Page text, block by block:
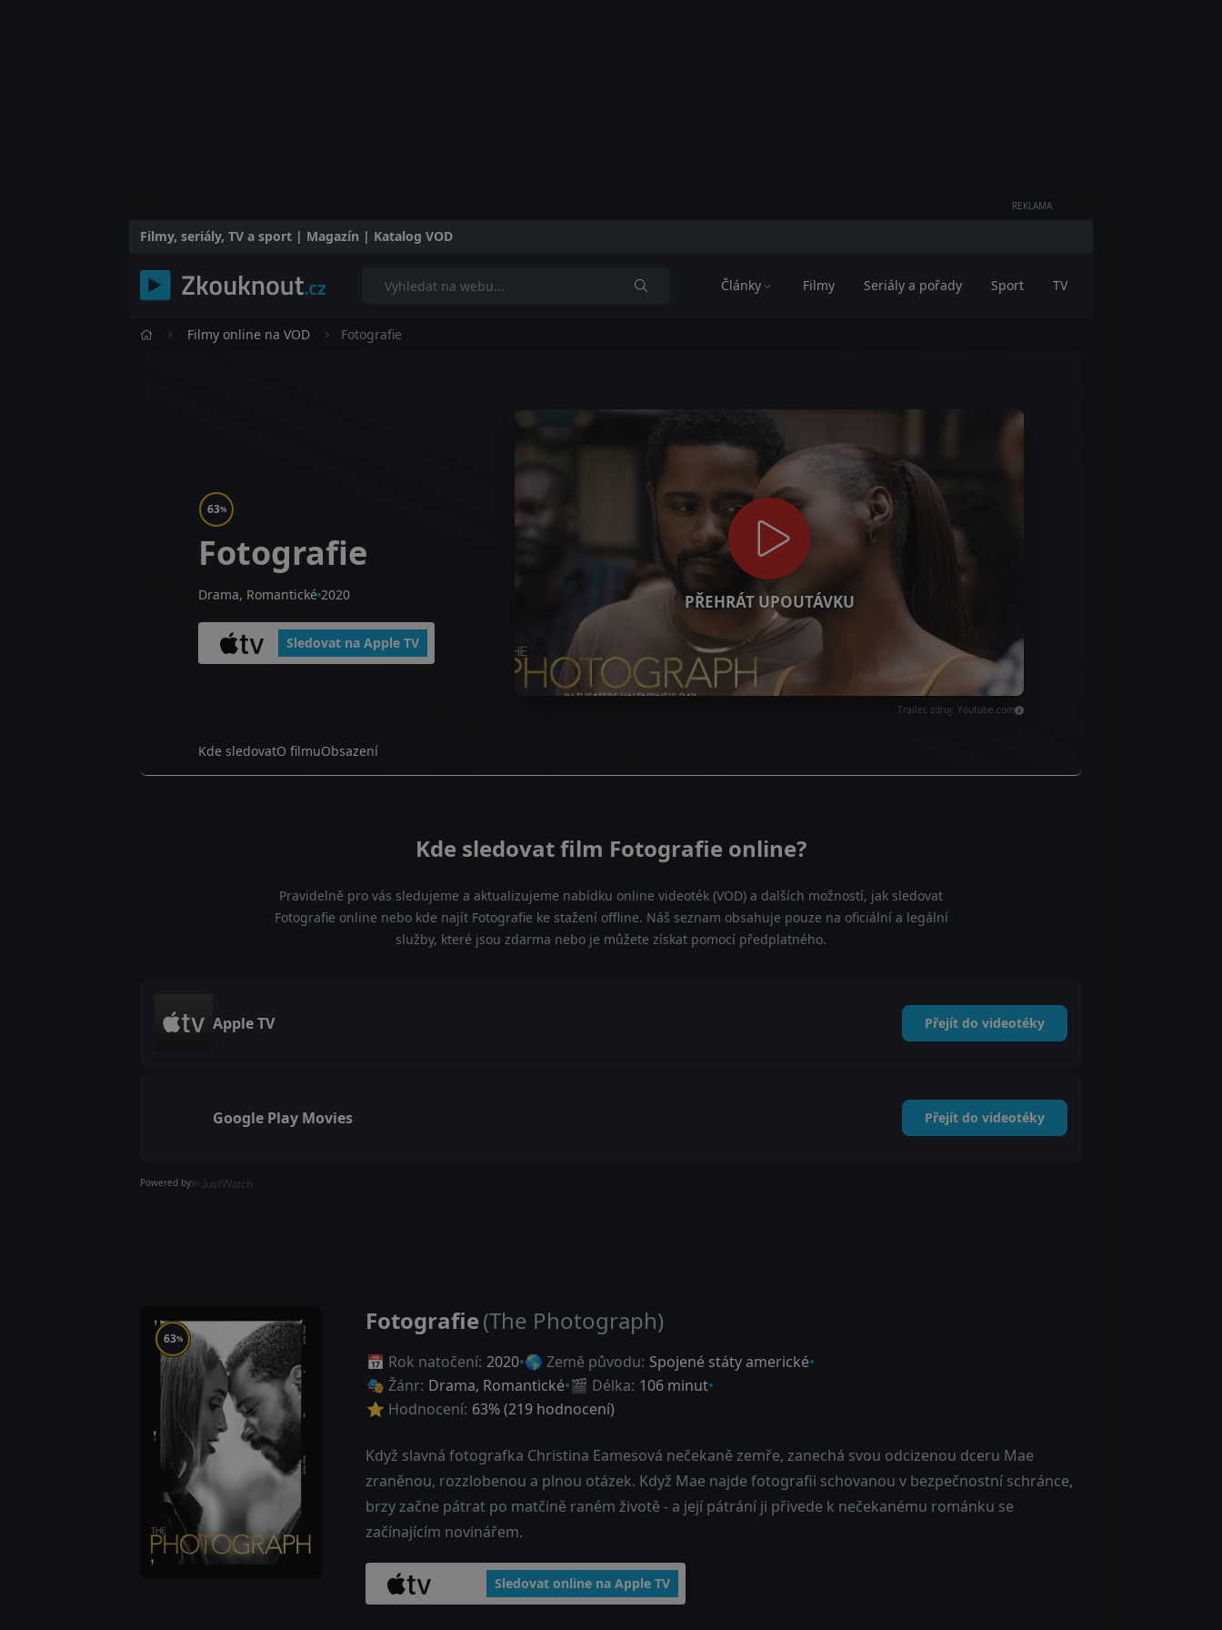
REKLAMA
Filmy, seriály, TV a sport | Magazín | Katalog VOD
Články Filmy Seriály a pořady Sport TV
Filmy online na VOD Fotografie
PŘEHRÁT UPOUTÁVKU
Trailer, zdroj: Youtube.com
63%
Fotografie
Drama, Romantické 2020
Sledovat na Apple TV
Kde sledovatO filmuObsazení
Kde sledovat film Fotografie online?
Pravidelně pro vás sledujeme a aktualizujeme nabídku online videoték (VOD) a dalších možností, jak sledovat
Fotografie online nebo kde najít Fotografie ke stažení offline. Náš seznam obsahuje pouze na oficiální a legální
služby, které jsou zdarma nebo je můžete získat pomocí předplatného.
Apple TV Přejít do videotéky
Google Play Movies Přejít do videotéky
Powered by
63%
Fotografie(The Photograph)
📅 Rok natočení: 2020 🌎 Země původu: Spojené státy americké
🎭 Žánr: Drama, Romantické 🎬 Délka: 106 minut
⭐ Hodnocení: 63% (219 hodnocení)
Když slavná fotografka Christina Eamesová nečekaně zemře, zanechá svou odcizenou dceru Mae
zraněnou, rozzlobenou a plnou otázek. Když Mae najde fotografii schovanou v bezpečnostní schránce,
brzy začne pátrat po matčině raném životě - a její pátrání ji přivede k nečekanému románku se
začínajícím novinářem.
Sledovat online na Apple TV